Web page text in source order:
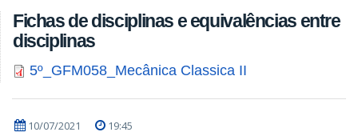
Fichas de disciplinas e equivalências entre
disciplinas
5º_GFM058_Mecânica Classica II
10/07/2021 19:45